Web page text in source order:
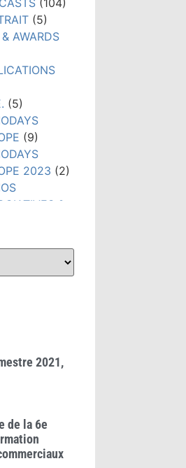
(5)
& AWARDS
(5)
(9)
2023 (2)
&
(481)
2021,
de la 6e